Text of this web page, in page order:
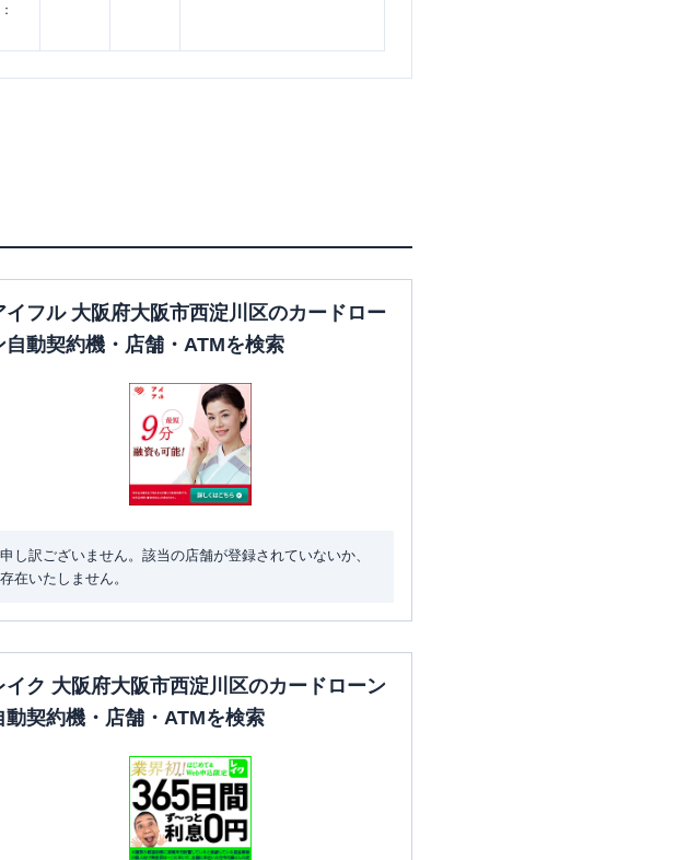
イフル 大阪府大阪市西淀川区のカードロー
自動契約機・店舗・ATMを検索
申し訳ございません。該当の店舗が登録されていないか、
存在いたしません。
イク 大阪府大阪市西淀川区のカードローン
動契約機・店舗・ATMを検索